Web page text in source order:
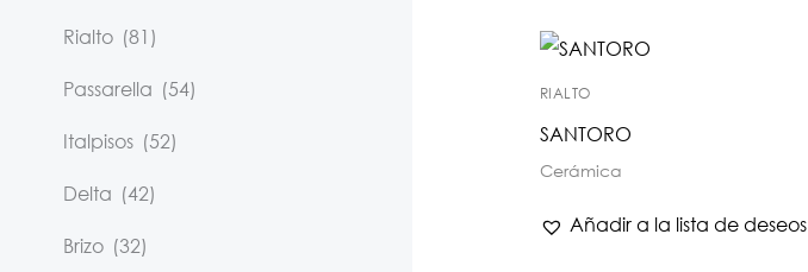
Rialto (81)
Passarella (54)
Italpisos (52)
Delta (42)
Brizo (32)
RIALTO
SANTORO
Cerámica
Añadir a la lista de deseos